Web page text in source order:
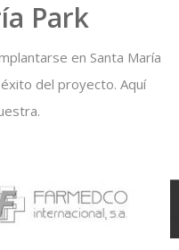
Park
en Santa María
del proyecto. Aquí